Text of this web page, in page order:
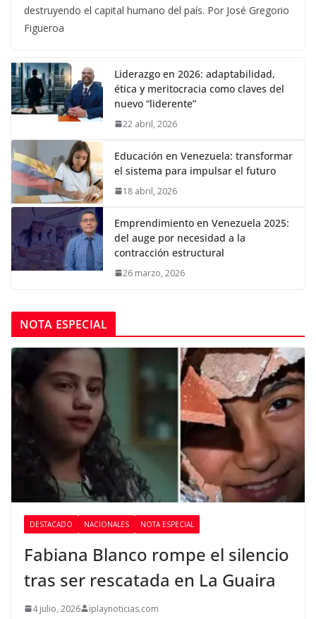
destruyendo el capital humano del país. Por José Gregorio
Figueroa
Liderazgo en 2026: adaptabilidad,
ética y meritocracia como claves del
nuevo “liderente”
22 abril, 2026
Educación en Venezuela: transformar
el sistema para impulsar el futuro
18 abril, 2026
Emprendimiento en Venezuela 2025:
del auge por necesidad a la
contracción estructural
26 marzo, 2026
NOTA ESPECIAL
DESTACADO NACIONALES NOTA ESPECIAL
Fabiana Blanco rompe el silencio
tras ser rescatada en La Guaira
4 julio, 2026 iplaynoticias.com